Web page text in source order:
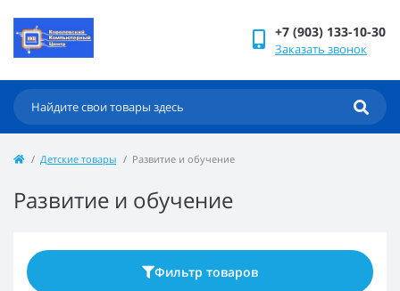
+7 (903) 133-10-30
Заказать звонок
Детские товары Развитие и обучение
Развитие и обучение
Фильтр товаров